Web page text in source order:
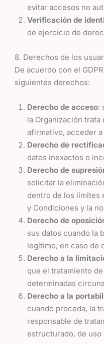
evitar accesos no
Verificación de
de ejercicio de
8. Derechos de los
De acuerdo con el
siguientes derechos:
Derecho de acceso:
la Organización trata
afirmativo, acceder a
Derecho de
datos inexactos o
Derecho de
solicitar la
dentro de los límites
y Condiciones y la
Derecho de
sus datos cuando la
legítimo, en caso de
Derecho a la
que el tratamiento
determinadas
Derecho a la
cuando proceda, la
responsable de
estructurado, de